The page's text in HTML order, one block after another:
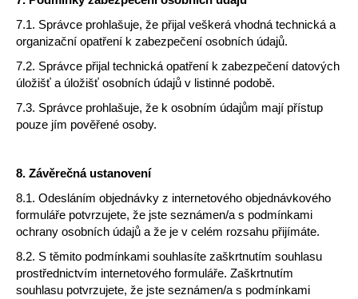
7.1. Správce prohlašuje, že přijal veškerá vhodná technická a
organizační opatření k zabezpečení osobních údajů.
7.2. Správce přijal technická opatření k zabezpečení datových
úložišť a úložišť osobních údajů v listinné podobě.
7.3. Správce prohlašuje, že k osobním údajům mají přístup
pouze jím pověřené osoby.
8. Závěrečná ustanovení
8.1. Odesláním objednávky z internetového objednávkového
formuláře potvrzujete, že jste seznámen/a s podmínkami
ochrany osobních údajů a že je v celém rozsahu přijímáte.
8.2. S těmito podmínkami souhlasíte zaškrtnutím souhlasu
prostřednictvím internetového formuláře. Zaškrtnutím
souhlasu potvrzujete, že jste seznámen/a s podmínkami